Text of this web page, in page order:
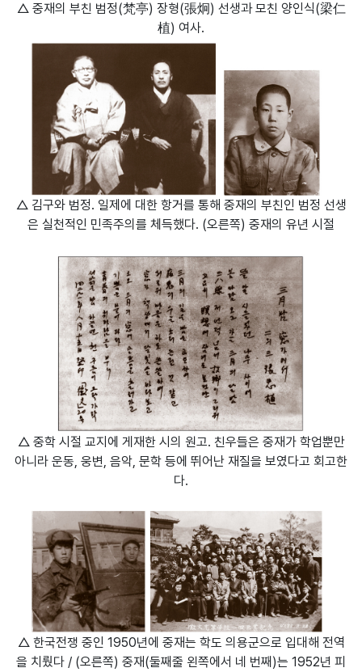
△ 중재의 부친 범정(梵亭) 장형(張炯) 선생과 모친 양인식(梁仁
植) 여사.
△ 김구와 범정. 일제에 대한 항거를 통해 중재의 부친인 범정 선생
은 실천적인 민족주의를 체득했다. (오른쪽) 중재의 유년 시절
△ 중학 시절 교지에 게재한 시의 원고. 친우들은 중재가 학업뿐만
아니라 운동, 웅변, 음악, 문학 등에 뛰어난 재질을 보였다고 회고한
다.
△ 한국전쟁 중인 1950년에 중재는 학도 의용군으로 입대해 전역
을 치뤘다 / (오른쪽) 중재(둘째줄 왼쪽에서 네 번째)는 1952년 피